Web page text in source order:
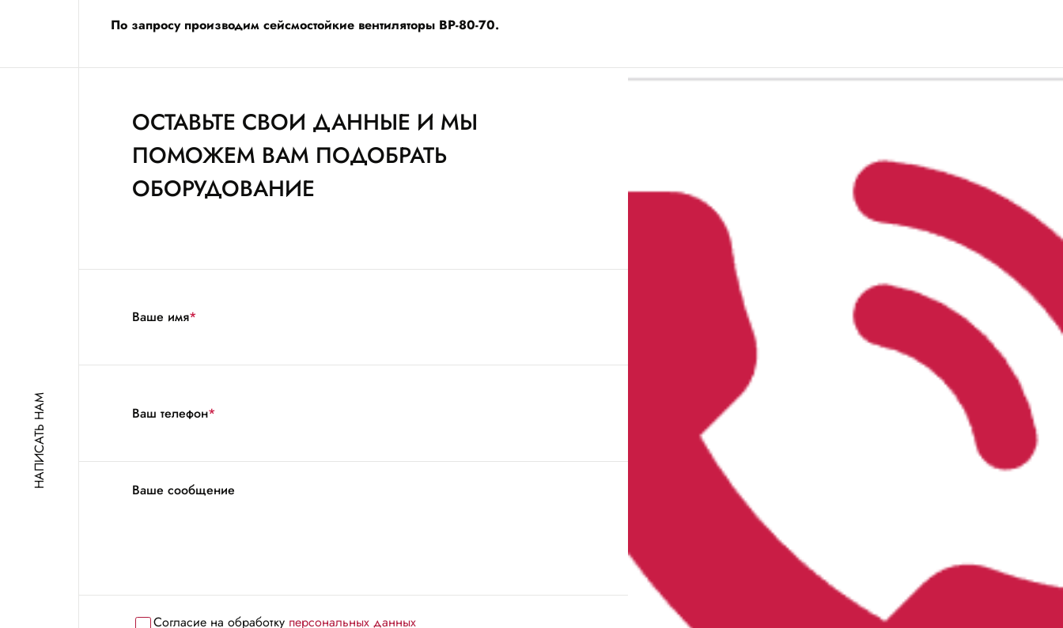
По запросу производим сейсмостойкие вентиляторы ВР-80-70.
НАПИСАТЬ НАМ
ОСТАВЬТЕ СВОИ ДАННЫЕ И МЫ
ПОМОЖЕМ ВАМ ПОДОБРАТЬ
ОБОРУДОВАНИЕ
Ваше имя*
Ваш телефон*
Ваше сообщение
Согласие на обработку персональных данных